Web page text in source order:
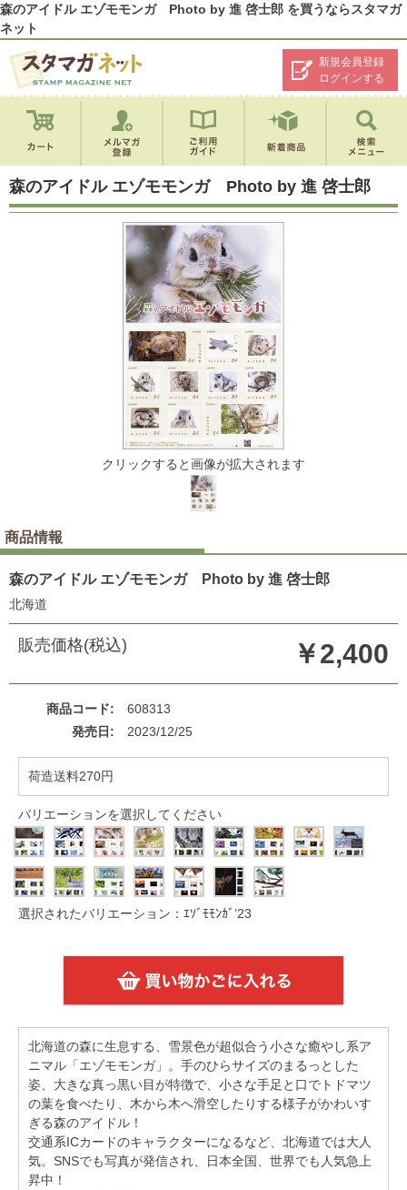
森のアイドル エゾモモンガ Photo by 進 啓士郎 を買うならスタマガ
ネット
新規会員登録
ログインする
森のアイドル エゾモモンガ Photo by 進 啓士郎
クリックすると画像が拡大されます
商品情報
森のアイドル エゾモモンガ Photo by 進 啓士郎
北海道
販売価格(税込) ￥2,400
商品コード
608313
発売日
2023/12/25
荷造送料270円
バリエーションを選択してください
選択されたバリエーション：ｴｿﾞﾓﾓﾝｶﾞ’23
北海道の森に生息する、雪景色が超似合う小さな癒やし系ア
ニマル「エゾモモンガ」。手のひらサイズのまるっとした
姿、大きな真っ黒い目が特徴で、小さな手足と口でトドマツ
の葉を食べたり、木から木へ滑空したりする様子がかわいす
ぎる森のアイドル！
交通系ICカードのキャラクターになるなど、北海道では大人
気。SNSでも写真が発信され、日本全国、世界でも人気急上
昇中！